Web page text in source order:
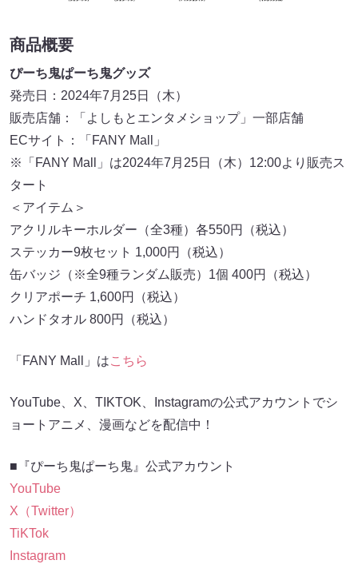
商品概要
ぴーち鬼ぱーち鬼グッズ
発売日：2024年7月25日（木）
販売店舗：「よしもとエンタメショップ」一部店舗
ECサイト：「FANY Mall」
※「FANY Mall」は2024年7月25日（木）12:00より販売ス
タート
＜アイテム＞
アクリルキーホルダー（全3種）各550円（税込）
ステッカー9枚セット 1,000円（税込）
缶バッジ（※全9種ランダム販売）1個 400円（税込）
クリアポーチ 1,600円（税込）
ハンドタオル 800円（税込）
「FANY Mall」はこちら
YouTube、X、TIKTOK、Instagramの公式アカウントでシ
ョートアニメ、漫画などを配信中！
■『ぴーち鬼ぱーち鬼』公式アカウント
YouTube
X（Twitter）
TiKTok
Instagram